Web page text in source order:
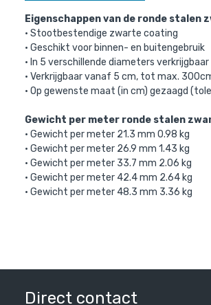
Eigenschappen van de ronde stalen
• Stootbestendige zwarte coating
• Geschikt voor binnen- en buitengebruik
• In 5 verschillende diameters verkrijgbaar
• Verkrijgbaar vanaf 5 cm, tot max.
• Op gewenste maat (in cm) gezaagd
Gewicht per meter ronde stalen
• Gewicht per meter 21.3 mm 0.98 kg
• Gewicht per meter 26.9 mm 1.43 kg
• Gewicht per meter 33.7 mm 2.06 kg
• Gewicht per meter 42.4 mm 2.64 kg
• Gewicht per meter 48.3 mm 3.36 kg
Direct contact